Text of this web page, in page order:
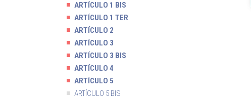
ARTÍCULO 1 BIS
ARTÍCULO 1 TER
ARTÍCULO 2
ARTÍCULO 3
ARTÍCULO 3 BIS
ARTÍCULO 4
ARTÍCULO 5
ARTÍCULO 5 BIS